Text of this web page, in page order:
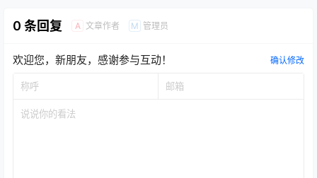
0 条回复 A 文章作者 M 管理员
欢迎您，新朋友，感谢参与互动！ 确认修改